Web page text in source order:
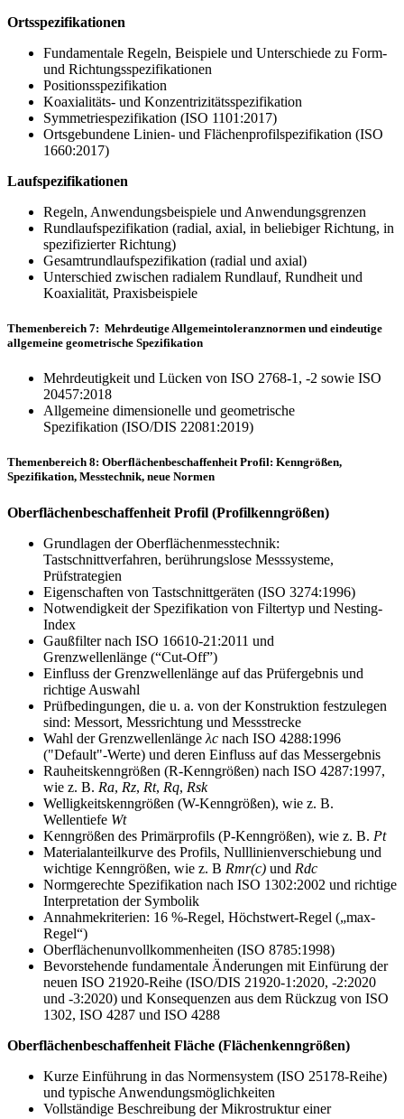
Ortsspezifikationen
Fundamentale Regeln, Beispiele und Unterschiede zu Form-
und Richtungsspezifikationen
Positionsspezifikation
Koaxialitäts- und Konzentrizitätsspezifikation
Symmetriespezifikation (ISO 1101:2017)
Ortsgebundene Linien- und Flächenprofilspezifikation (ISO
1660:2017)
Laufspezifikationen
Regeln, Anwendungsbeispiele und Anwendungsgrenzen
Rundlaufspezifikation (radial, axial, in beliebiger Richtung, in
spezifizierter Richtung)
Gesamtrundlaufspezifikation (radial und axial)
Unterschied zwischen radialem Rundlauf, Rundheit und
Koaxialität, Praxisbeispiele
Themenbereich 7: Mehrdeutige Allgemeintoleranznormen und eindeutige
allgemeine geometrische Spezifikation
Mehrdeutigkeit und Lücken von ISO 2768-1, -2 sowie ISO
20457:2018
Allgemeine dimensionelle und geometrische
Spezifikation (ISO/DIS 22081:2019)
Themenbereich 8: Oberflächenbeschaffenheit Profil: Kenngrößen,
Spezifikation, Messtechnik, neue Normen
Oberflächenbeschaffenheit Profil (Profilkenngrößen)
Grundlagen der Oberflächenmesstechnik:
Tastschnittverfahren, berührungslose Messsysteme,
Prüfstrategien
Eigenschaften von Tastschnittgeräten (ISO 3274:1996)
Notwendigkeit der Spezifikation von Filtertyp und Nesting-
Index
Gaußfilter nach ISO 16610-21:2011 und
Grenzwellenlänge (“Cut-Off”)
Einfluss der Grenzwellenlänge auf das Prüfergebnis und
richtige Auswahl
Prüfbedingungen, die u. a. von der Konstruktion festzulegen
sind: Messort, Messrichtung und Messstrecke
Wahl der Grenzwellenlänge λc nach ISO 4288:1996
("Default"-Werte) und deren Einfluss auf das Messergebnis
Rauheitskenngrößen (R-Kenngrößen) nach ISO 4287:1997,
wie z. B. Ra, Rz, Rt, Rq, Rsk
Welligkeitskenngrößen (W-Kenngrößen), wie z. B.
Wellentiefe Wt
Kenngrößen des Primärprofils (P-Kenngrößen), wie z. B. Pt
Materialanteilkurve des Profils, Nulllinienverschiebung und
wichtige Kenngrößen, wie z. B Rmr(c) und Rdc
Normgerechte Spezifikation nach ISO 1302:2002 und richtige
Interpretation der Symbolik
Annahmekriterien: 16 %-Regel, Höchstwert-Regel („max-
Regel“)
Oberflächenunvollkommenheiten (ISO 8785:1998)
Bevorstehende fundamentale Änderungen mit Einfürung der
neuen ISO 21920-Reihe (ISO/DIS 21920-1:2020, -2:2020
und -3:2020) und Konsequenzen aus dem Rückzug von ISO
1302, ISO 4287 und ISO 4288
Oberflächenbeschaffenheit Fläche (Flächenkenngrößen)
Kurze Einführung in das Normensystem (ISO 25178-Reihe)
und typische Anwendungsmöglichkeiten
Vollständige Beschreibung der Mikrostruktur einer